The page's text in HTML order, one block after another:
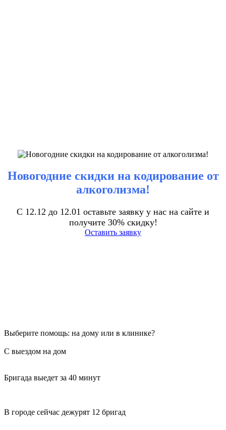
Новогодние скидки на кодирование от
алкоголизма!
С 12.12 до 12.01 оставьте заявку у нас на сайте и
получите 30% скидку!
Оставить заявку
Выберите помощь: на дому или в клинике?
С выездом на дом
Бригада выедет за 40 минут
В городе сейчас дежурят 12 бригад